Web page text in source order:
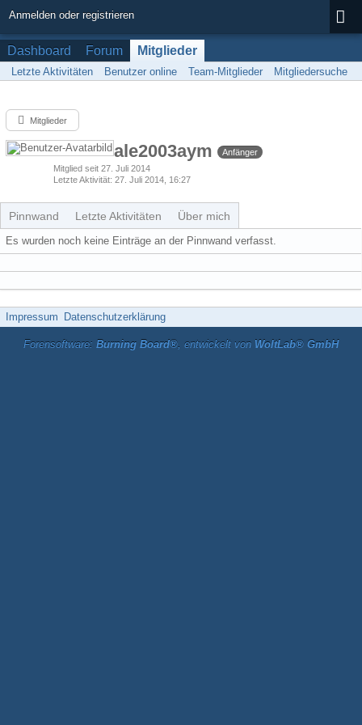
Anmelden oder registrieren
Dashboard Forum Mitglieder
Letzte Aktivitäten Benutzer online Team-Mitglieder Mitgliedersuche
Mitglieder
ale2003aym
Anfänger
Mitglied seit 27. Juli 2014
Letzte Aktivität 27. Juli 2014, 16:27
Pinnwand Letzte Aktivitäten Über mich
Es wurden noch keine Einträge an der Pinnwand verfasst.
Impressum Datenschutzerklärung
Forensoftware: Burning Board®, entwickelt von WoltLab® GmbH